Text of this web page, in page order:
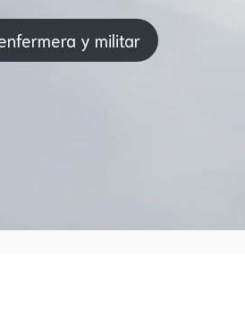
y militar